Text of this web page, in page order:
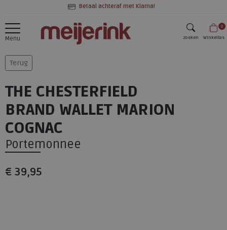
Betaal achteraf met Klarna!
Menu zoeken
0
Winkeltas
Terug
THE CHESTERFIELD
BRAND WALLET MARION
COGNAC
Portemonnee
€ 39,95